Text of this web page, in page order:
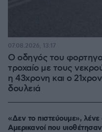
Ο οδηγός του
τροχαίο με τους
η 43χρονη και ο
δουλειά
07.08.2026, 13:17
«Δεν το πιστεύουμε», λένε
Αμερικανοί που